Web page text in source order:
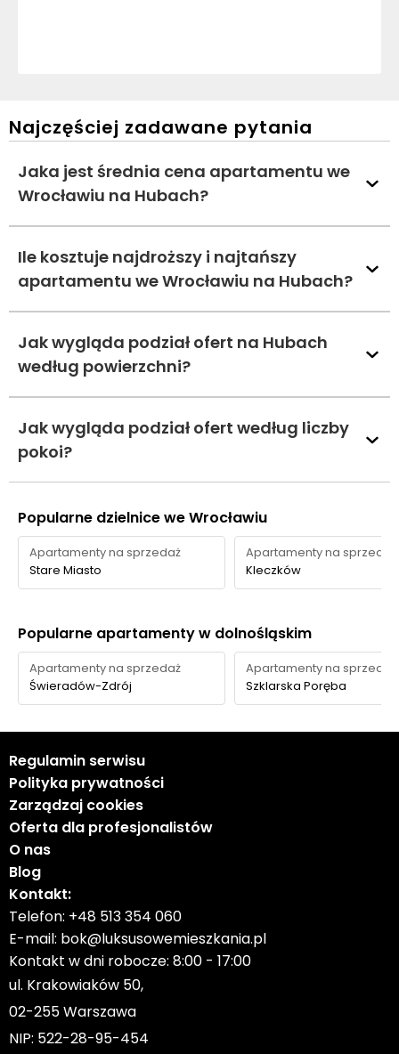
Najczęściej zadawane pytania
Jaka jest średnia cena apartamentu we
Wrocławiu na Hubach?
Ile kosztuje najdroższy i najtańszy
apartamentu we Wrocławiu na Hubach?
Jak wygląda podział ofert na Hubach
według powierzchni?
Jak wygląda podział ofert według liczby
pokoi?
Popularne dzielnice we Wrocławiu
Apartamenty na sprzedaż
Stare Miasto
Apartamenty na sprzedaż
Kleczków
Popularne apartamenty w dolnośląskim
Apartamenty na sprzedaż
Świeradów-Zdrój
Apartamenty na sprzedaż
Szklarska Poręba
Regulamin serwisu
Polityka prywatności
Zarządzaj cookies
Oferta dla profesjonalistów
O nas
Blog
Kontakt:
Telefon: +48 513 354 060
E-mail: bok@luksusowemieszkania.pl
Kontakt w dni robocze: 8:00 - 17:00
ul. Krakowiaków 50,
02-255 Warszawa
NIP: 522-28-95-454